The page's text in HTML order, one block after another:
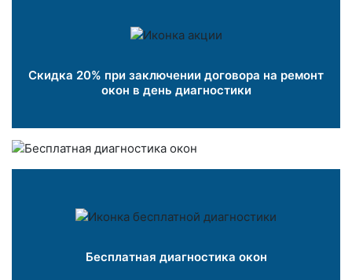
Скидка 20% при заключении договора на ремонт
окон в день диагностики
Бесплатная диагностика окон